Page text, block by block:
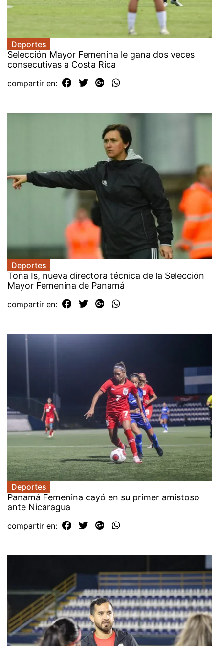
Deportes
Selección Mayor Femenina le gana dos veces
consecutivas a Costa Rica
compartir en:
Deportes
Toña Is, nueva directora técnica de la Selección
Mayor Femenina de Panamá
compartir en:
Deportes
Panamá Femenina cayó en su primer amistoso
ante Nicaragua
compartir en: